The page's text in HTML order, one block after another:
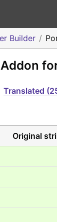
Builder
Translated
Original